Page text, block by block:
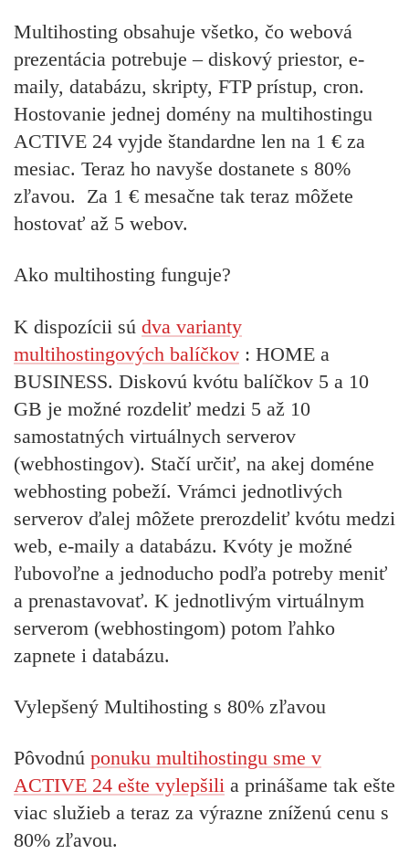
Multihosting obsahuje všetko, čo webová
prezentácia potrebuje – diskový priestor, e-
maily, databázu, skripty, FTP prístup, cron.
Hostovanie jednej domény na multihostingu
ACTIVE 24 vyjde štandardne len na 1 € za
mesiac. Teraz ho navyše dostanete s 80%
zľavou. Za 1 € mesačne tak teraz môžete
hostovať až 5 webov.
Ako multihosting funguje?
K dispozícii sú dva varianty
multihostingových balíčkov : HOME a
BUSINESS. Diskovú kvótu balíčkov 5 a 10
GB je možné rozdeliť medzi 5 až 10
samostatných virtuálnych serverov
(webhostingov). Stačí určiť, na akej doméne
webhosting pobeží. Vrámci jednotlivých
serverov ďalej môžete prerozdeliť kvótu medzi
web, e-maily a databázu. Kvóty je možné
ľubovoľne a jednoducho podľa potreby meniť
a prenastavovať. K jednotlivým virtuálnym
serverom (webhostingom) potom ľahko
zapnete i databázu.
Vylepšený Multihosting s 80% zľavou
Pôvodnú ponuku multihostingu sme v
ACTIVE 24 ešte vylepšili a prinášame tak ešte
viac služieb a teraz za výrazne zníženú cenu s
80% zľavou.